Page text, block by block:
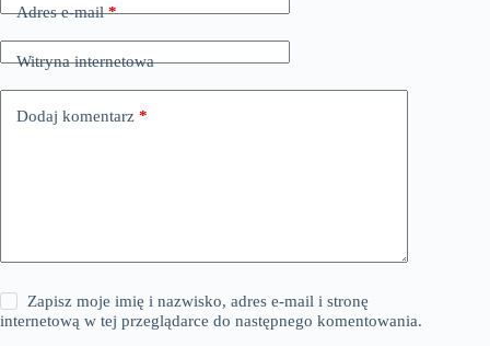
Adres e-mail*
Witryna internetowa
Dodaj komentarz *
Zapisz moje imię i nazwisko, adres e-mail i stronę
internetową w tej przeglądarce do następnego komentowania.